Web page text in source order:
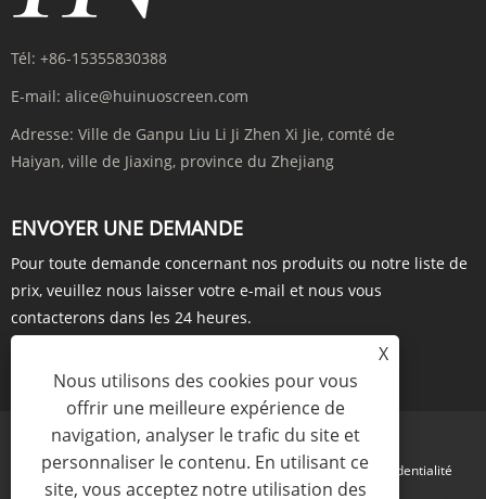
Tél: +86-15355830388
E-mail: alice@huinuoscreen.com
Adresse: Ville de Ganpu Liu Li Ji Zhen Xi Jie, comté de
Haiyan, ville de Jiaxing, province du Zhejiang
ENVOYER UNE DEMANDE
Pour toute demande concernant nos produits ou notre liste de
prix, veuillez nous laisser votre e-mail et nous vous
contacterons dans les 24 heures.
Links Sitemap RSS XML politique de confidentialité
X
Nous utilisons des cookies pour vous
offrir une meilleure expérience de
navigation, analyser le trafic du site et
personnaliser le contenu. En utilisant ce
site, vous acceptez notre utilisation des